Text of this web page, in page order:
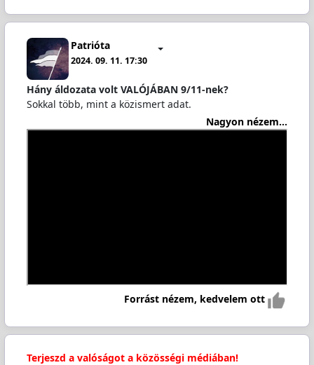
Patrióta
2024. 09. 11. 17:30
Hány áldozata volt VALÓJÁBAN 9/11-nek?
Sokkal több, mint a közismert adat.
Nagyon nézem...
Forrást nézem, kedvelem ott
Terjeszd a valóságot a közösségi médiában!